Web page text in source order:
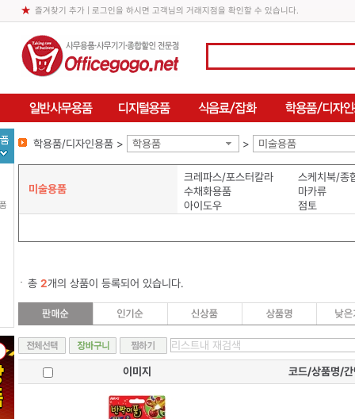
즐겨찾기 추가| 로그인을 하시면 고객님의 거래지점을 확인할 수 있습니다.
학용품/디자인용품 > 학용품 > 미술용품
미술용품
크레파스/포스터칼라
스케치북/종
수채화용품
마카류
아이도우
점토
총 2개의 상품이 등록되어 있습니다.
이미지 코드/상품명/간